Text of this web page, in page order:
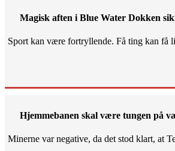
Magisk aften i Blue Water Dokken
Sport kan være fortryllende. Få ting kan få
Hjemmebanen skal være tungen på
Minerne var negative, da det stod klart, at